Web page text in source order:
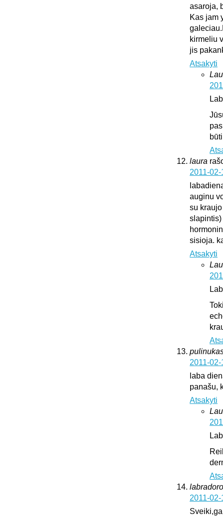
asaroja,
Kas jam
kirmeliu
jis
Atsakyti
laura
2011-
auginu
su
sisioja.
Atsakyti
2011-
laba
panašu,
Atsakyti
2011-